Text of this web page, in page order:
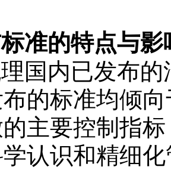
准的特点与影
国内已发布
的标准均倾
主要控制指
认识和精细